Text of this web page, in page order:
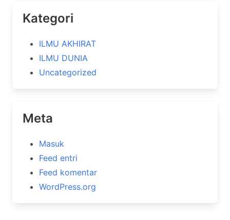
Kategori
ILMU AKHIRAT
ILMU DUNIA
Uncategorized
Meta
Masuk
Feed entri
Feed komentar
WordPress.org